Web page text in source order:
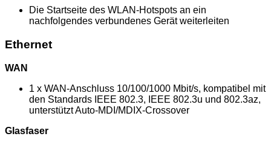
Die Startseite des WLAN-Hotspots an ein
nachfolgendes verbundenes Gerät weiterleiten
Ethernet
WAN
1 x WAN-Anschluss 10/100/1000 Mbit/s, kompatibel mit
den Standards IEEE 802.3, IEEE 802.3u und 802.3az,
unterstützt Auto-MDI/MDIX-Crossover
Glasfaser